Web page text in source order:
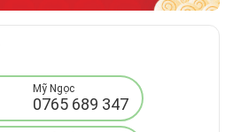
Mỹ Ngọc
0765 689 347